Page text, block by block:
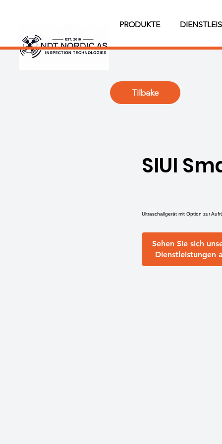
PRODUKTE
Tilbake
SIUI
Ultraschallgerät mit Option zur
Sehen Sie sich
Dienstleistungen